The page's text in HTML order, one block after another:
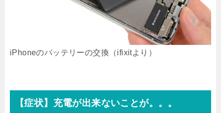
iPhoneのバッテリーの交換（ifixitより）
【症状】充電が出来ないことが。。。